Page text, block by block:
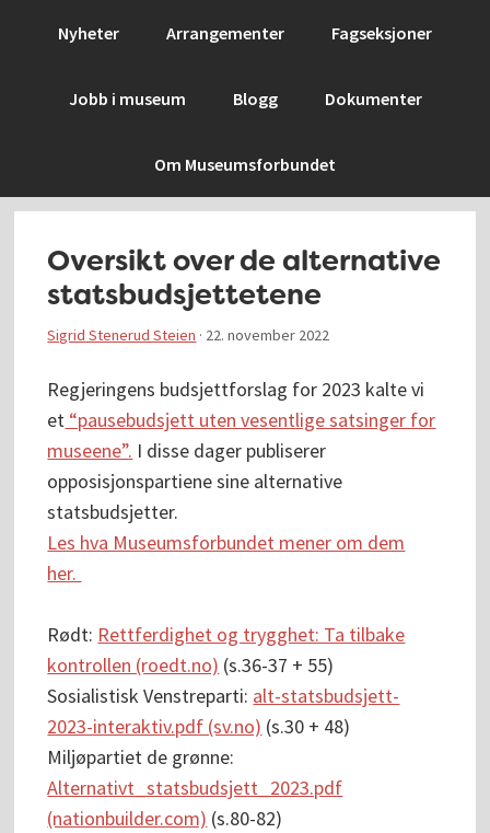
Nyheter Arrangementer Fagseksjoner
Jobb i museum Blogg Dokumenter
Om Museumsforbundet
Oversikt over de alternative
statsbudsjettetene
Sigrid Stenerud Steien · 22. november 2022
Regjeringens budsjettforslag for 2023 kalte vi
et “pausebudsjett uten vesentlige satsinger for
museene”. I disse dager publiserer
opposisjonspartiene sine alternative
statsbudsjetter.
Les hva Museumsforbundet mener om dem
her.
Rødt: Rettferdighet og trygghet: Ta tilbake
kontrollen (roedt.no) (s.36-37 + 55)
Sosialistisk Venstreparti: alt-statsbudsjett-
2023-interaktiv.pdf (sv.no) (s.30 + 48)
Miljøpartiet de grønne:
Alternativt_statsbudsjett_2023.pdf
(nationbuilder.com) (s.80-82)